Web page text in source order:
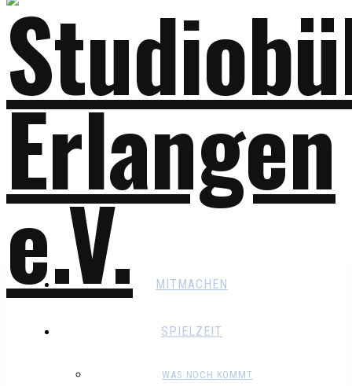
MITMACHEN
SPIELZEIT
WAS NOCH KOMMT